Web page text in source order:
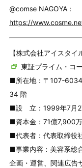
@comse NAGOYA：
https://
【株式会社アイスタイ
東証プライム・コ
■所在地：〒107-
34 階
■設 立：1999年7月
■資本金：71億7,900
■代表者：代表取締
■事業内容：美容系総
企画・運営、関連広告